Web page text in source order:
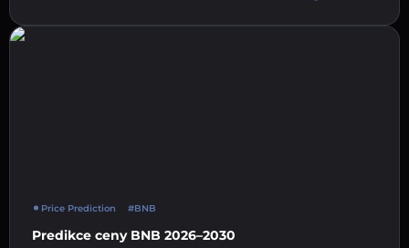
Price Prediction #BNB
Predikce ceny BNB 2026–2030